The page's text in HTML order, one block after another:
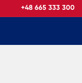
+48 665 333 300